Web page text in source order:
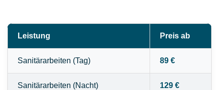
Leistung Preis ab
Sanitärarbeiten (Tag) 89 €
Sanitärarbeiten (Nacht) 129 €